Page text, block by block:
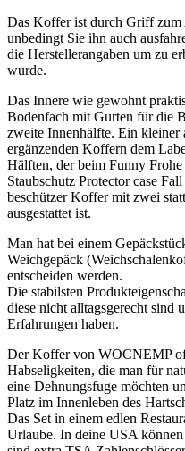
Das Koffer ist durch Griff
unbedingt Sie ihn auch
die Herstellerangaben um zu
wurde.
Das Innere wie gewohnt
Bodenfach mit Gurten für die
zweite Innenhälfte. Ein kleiner
ergänzenden Koffern dem
Hälften, der beim Funny
Staubschutz Protector case
beschützer Koffer mit zwei
ausgestattet ist.
Man hat bei einem
Weichgepäck
entscheiden werden.
Die stabilsten
diese nicht alltagsgerecht sind
Erfahrungen haben.
Der Koffer von WOCNEMP
Habseligkeiten, die man für
eine Dehnungsfuge möchten
Platz im Innenleben des
Das Set in einem edlen
Urlaube. In deine USA